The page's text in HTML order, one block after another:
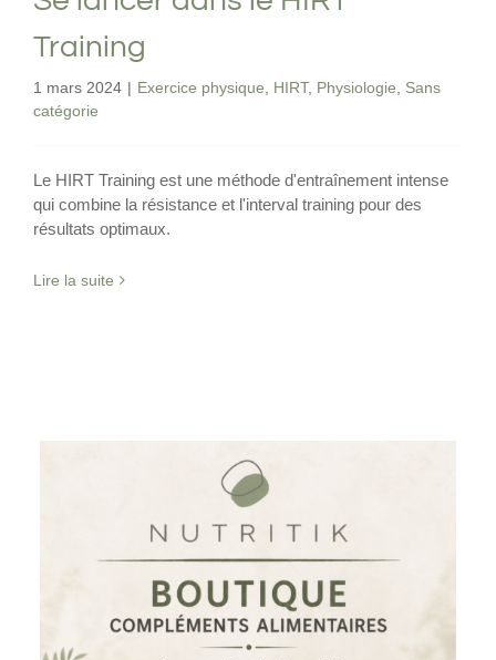
Training
1 mars 2024 | Exercice physique HIRT, Physiologie
Sans
catégorie
Le HIRT Training est une méthode d'entraînement intense
qui combine la résistance et l'interval training pour des
résultats optimaux.
Lire la suite